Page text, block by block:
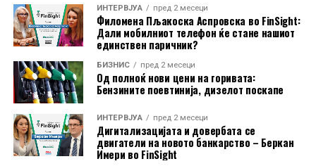
се соочуваат со изразени осцилации, особено на
јужнокорејскиот пазар, каде што доминираат
компаниите од полупроводничкиот сектор.
Сепак, аналитичарите на J.P. Morgan оценуваат дека
падот на азиските технолошки акции не го нарушил
инвестицискиот циклус поврзан со вештачката
интелигенција. Според банката, не постојат
фундаментални показатели што би укажале на
значително слабеење на секторот во следните шест
ИНТЕРВЈУА пред 2 месеци
Филомена Пљакоска Аспровска во FinSight:
Дали мобилниот телефон ќе стане нашиот
единствен паричник?
БИЗНИС пред 2 месеци
Од полноќ нови цени на горивата:
Бензините поевтинија, дизелот поскапе
ИНТЕРВЈУА пред 2 месеци
Дигитализацијата и довербата се
двигатели на новото банкарство – Беркан
Имери во FinSight